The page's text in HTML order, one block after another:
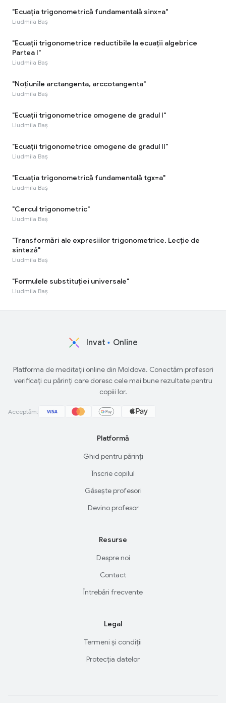
"Ecuația trigonometrică fundamentală sinx=a"
Liudmila Baș
"Ecuații trigonometrice reductibile la ecuații algebrice
Partea I"
Liudmila Baș
"Noțiunile arctangenta, arccotangenta"
Liudmila Baș
"Ecuații trigonometrice omogene de gradul I"
Liudmila Baș
"Ecuații trigonometrice omogene de gradul II"
Liudmila Baș
"Ecuația trigonometrică fundamentală tgx=a"
Liudmila Baș
"Cercul trigonometric"
Liudmila Baș
"Transformări ale expresiilor trigonometrice. Lecție de
sinteză"
Liudmila Baș
"Formulele substituției universale"
Liudmila Baș
Invat Online
Platforma de meditații online din Moldova. Conectăm profesori
verificați cu părinți care doresc cele mai bune rezultate pentru
copiii lor.
Acceptăm:
Platformă
Ghid pentru părinți
Înscrie copilul
Găsește profesori
Devino profesor
Resurse
Despre noi
Contact
Întrebări frecvente
Legal
Termeni și condiții
Protecția datelor